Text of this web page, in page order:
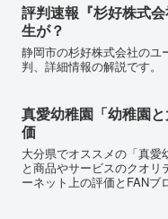
評判速報『杉好株式
生が？
静岡市の杉好株式会社のユ
判、詳細情報の解説です。
真愛幼稚園「幼稚園
価
大分県でオススメの「真愛
と商品やサービスのクオ
ーネット上の評価とFANブ